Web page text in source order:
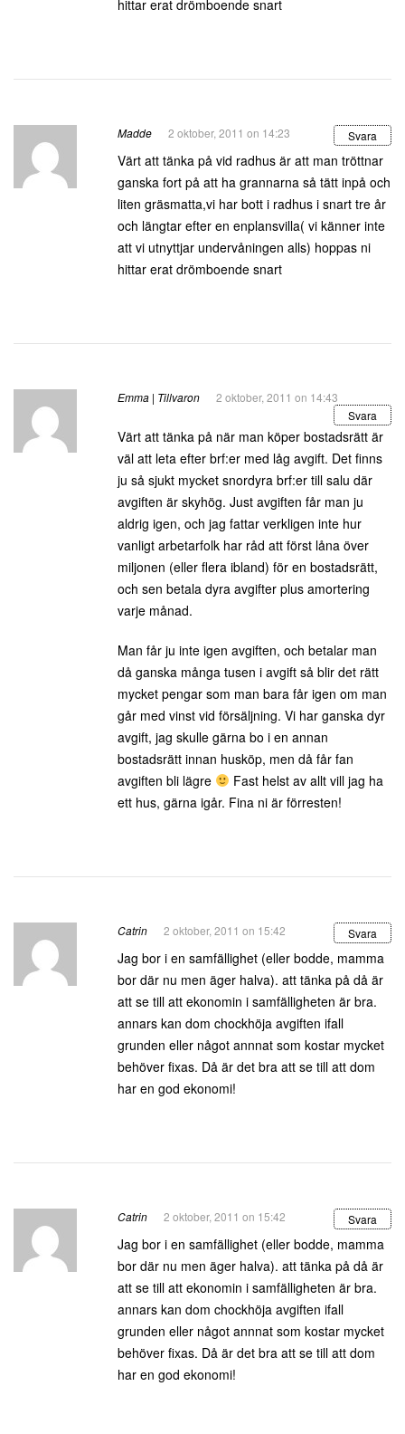
hittar erat drömboende snart
Madde 2 oktober, 2011 on 14:23 Svara
Värt att tänka på vid radhus är att man tröttnar
ganska fort på att ha grannarna så tätt inpå och
liten gräsmatta,vi har bott i radhus i snart tre år
och längtar efter en enplansvilla( vi känner inte
att vi utnyttjar undervåningen alls) hoppas ni
hittar erat drömboende snart
Emma | Tillvaron
2 oktober, 2011 on 14:43
Svara
Värt att tänka på när man köper bostadsrätt är
väl att leta efter brf:er med låg avgift. Det finns
ju så sjukt mycket snordyra brf:er till salu där
avgiften är skyhög. Just avgiften får man ju
aldrig igen, och jag fattar verkligen inte hur
vanligt arbetarfolk har råd att först låna över
miljonen (eller flera ibland) för en bostadsrätt,
och sen betala dyra avgifter plus amortering
varje månad.
Man får ju inte igen avgiften, och betalar man
då ganska många tusen i avgift så blir det rätt
mycket pengar som man bara får igen om man
går med vinst vid försäljning. Vi har ganska dyr
avgift, jag skulle gärna bo i en annan
bostadsrätt innan husköp, men då får fan
avgiften bli lägre
Fast helst av allt vill jag ha
ett hus, gärna igår. Fina ni är förresten!
Catrin 2 oktober, 2011 on 15:42 Svara
Jag bor i en samfällighet (eller bodde, mamma
bor där nu men äger halva). att tänka på då är
att se till att ekonomin i samfälligheten är bra.
annars kan dom chockhöja avgiften ifall
grunden eller något annnat som kostar mycket
behöver fixas. Då är det bra att se till att dom
har en god ekonomi!
Catrin 2 oktober, 2011 on 15:42 Svara
Jag bor i en samfällighet (eller bodde, mamma
bor där nu men äger halva). att tänka på då är
att se till att ekonomin i samfälligheten är bra.
annars kan dom chockhöja avgiften ifall
grunden eller något annnat som kostar mycket
behöver fixas. Då är det bra att se till att dom
har en god ekonomi!